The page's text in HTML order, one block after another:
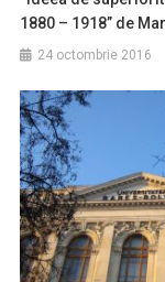
1880 – 1918” de
24 octombrie 2016